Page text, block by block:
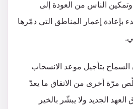
وتمكين الناس من العودة إلى
بإعادة إعمار المناطق التي دمّرها
بتأجيل موعد الانسحاب
مرّة أخرى من الاتفاق ما يعدّ
الجديد ولا يبشّر بالخير